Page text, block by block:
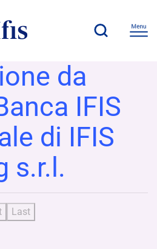
da
IFIS
di IFIS
s.r.l.
Last